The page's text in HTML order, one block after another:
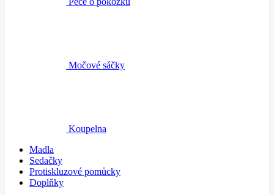
Močové sáčky
Koupelna
Madla
Sedačky
Protiskluzové pomůcky
Doplňky